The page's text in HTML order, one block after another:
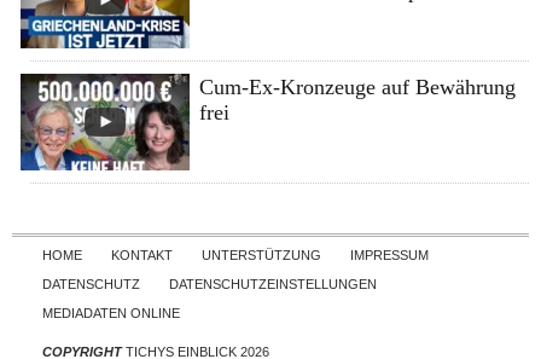
Cum-Ex-Kronzeuge auf Bewährung
frei
Skip to content
HOME KONTAKT UNTERSTÜTZUNG
IMPRESSUM
DATENSCHUTZ
DATENSCHUTZEINSTELLUNGEN
MEDIADATEN ONLINE
COPYRIGHTTICHYS EINBLICK 2026